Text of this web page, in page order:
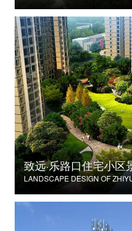
致远·乐路口住宅小区